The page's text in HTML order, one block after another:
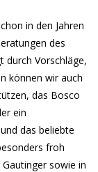
in den Jahren
des
durch Vorschläge,
können wir auch
das Bosco
ein
das beliebte
froh
sowie in